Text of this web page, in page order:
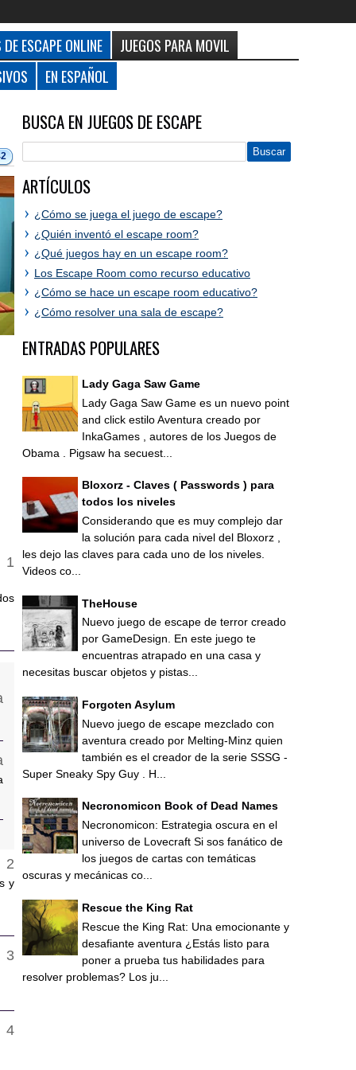
DE ESCAPE ONLINE
JUEGOS PARA MOVIL
EN ESPAÑOL
y
BUSCA EN JUEGOS DE ESCAPE
ARTÍCULOS
¿Cómo se juega el juego de escape?
¿Quién inventó el escape room?
¿Qué juegos hay en un escape room?
Los Escape Room como recurso educativo
¿Cómo se hace un escape room educativo?
¿Cómo resolver una sala de escape?
ENTRADAS POPULARES
Lady Gaga Saw Game
Lady Gaga Saw Game es un nuevo point
and click estilo Aventura creado por
InkaGames , autores de los Juegos de
Obama . Pigsaw ha secuest...
Bloxorz - Claves ( Passwords ) para
todos los niveles
Considerando que es muy complejo dar
la solución para cada nivel del Bloxorz ,
les dejo las claves para cada uno de los niveles.
Videos co...
TheHouse
Nuevo juego de escape de terror creado
por GameDesign. En este juego te
encuentras atrapado en una casa y
necesitas buscar objetos y pistas...
Forgoten Asylum
Nuevo juego de escape mezclado con
aventura creado por Melting-Minz quien
también es el creador de la serie SSSG -
Super Sneaky Spy Guy . H...
Necronomicon Book of Dead Names
Necronomicon: Estrategia oscura en el
universo de Lovecraft Si sos fanático de
los juegos de cartas con temáticas
oscuras y mecánicas co...
Rescue the King Rat
Rescue the King Rat: Una emocionante y
desafiante aventura ¿Estás listo para
poner a prueba tus habilidades para
resolver problemas? Los ju...